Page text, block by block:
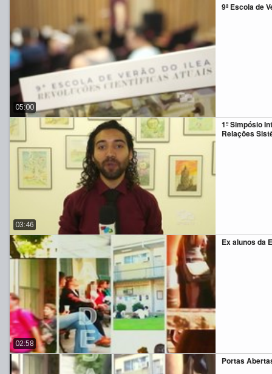
9ª Escola de
05:00
1º Simpósio
Relações
03:46
Ex alunos da
02:58
Portas